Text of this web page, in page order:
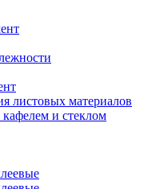
листовых материалов
и стеклом